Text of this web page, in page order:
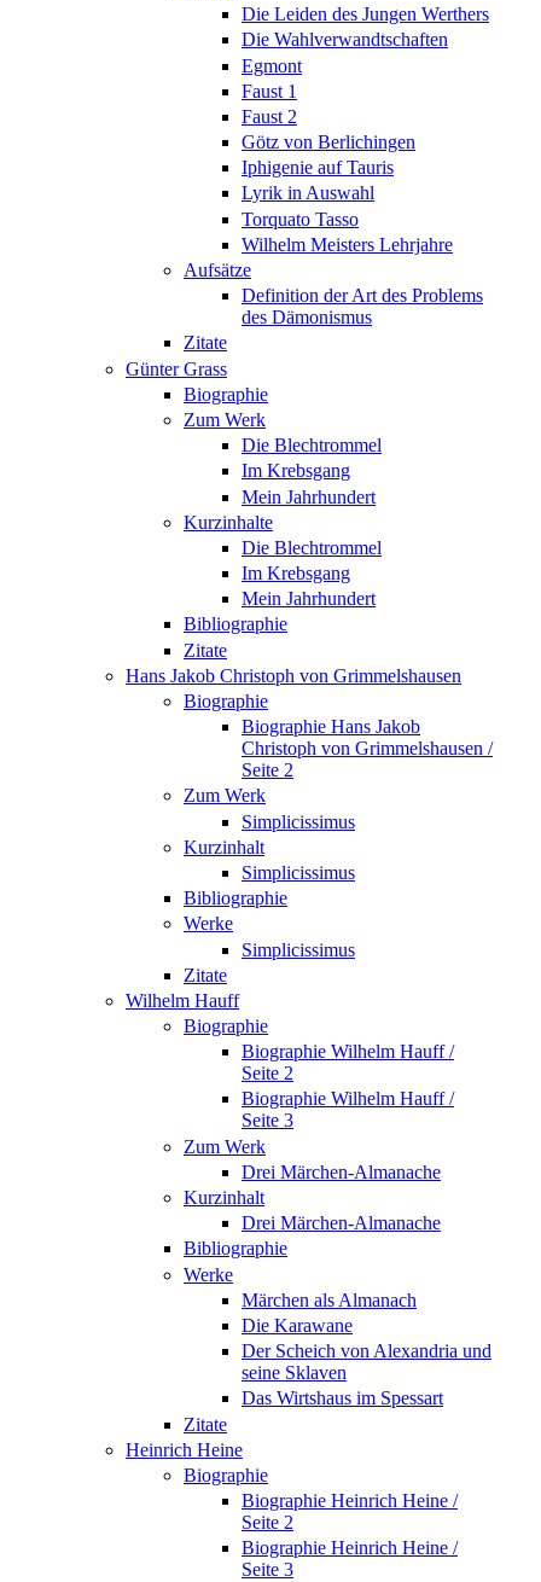
Die Leiden des Jungen Werthers
Die Wahlverwandtschaften
Egmont
Faust 1
Faust 2
Götz von Berlichingen
Iphigenie auf Tauris
Lyrik in Auswahl
Torquato Tasso
Wilhelm Meisters Lehrjahre
Aufsätze
Definition der Art des Problems
des Dämonismus
Zitate
Günter Grass
Biographie
Zum Werk
Die Blechtrommel
Im Krebsgang
Mein Jahrhundert
Kurzinhalte
Die Blechtrommel
Im Krebsgang
Mein Jahrhundert
Bibliographie
Zitate
Hans Jakob Christoph von Grimmelshausen
Biographie
Biographie Hans Jakob
Christoph von Grimmelshausen /
Seite 2
Zum Werk
Simplicissimus
Kurzinhalt
Simplicissimus
Bibliographie
Werke
Simplicissimus
Zitate
Wilhelm Hauff
Biographie
Biographie Wilhelm Hauff /
Seite 2
Biographie Wilhelm Hauff /
Seite 3
Zum Werk
Drei Märchen-Almanache
Kurzinhalt
Drei Märchen-Almanache
Bibliographie
Werke
Märchen als Almanach
Die Karawane
Der Scheich von Alexandria und
seine Sklaven
Das Wirtshaus im Spessart
Zitate
Heinrich Heine
Biographie
Biographie Heinrich Heine /
Seite 2
Biographie Heinrich Heine /
Seite 3